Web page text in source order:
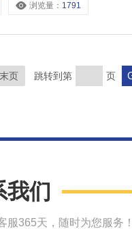
浏览量： 1791
末页 跳转到第 页
我们
服365天，随时为您服务